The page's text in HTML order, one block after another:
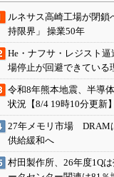
ルネサス高崎工場が閉鎖
持限界」 操業50年
He・ナフサ・レジスト
場停止が回避できている
令和8年熊本地震、半導
状況【8/4 19時10分更新】
27年メモリ市場 DRAM
供給緩和へ
村田製作所、26年度1Q